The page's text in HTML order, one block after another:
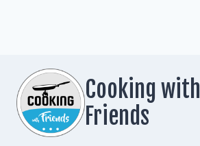
Cooking with
Friends